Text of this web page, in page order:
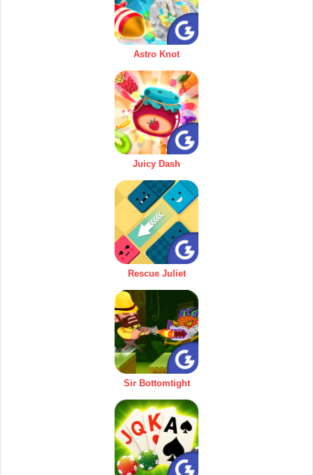
Astro Knot
Juicy Dash
Rescue Juliet
Sir Bottomtight